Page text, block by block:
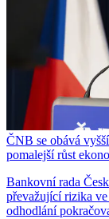
ČNB se obává
pomalejší růst
Bankovní rada
převažující rizika
odhodlání